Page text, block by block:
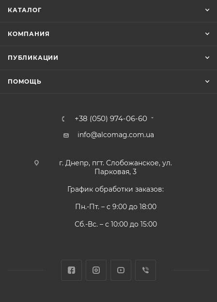
КАТАЛОГ
КОМПАНИЯ
ПУБЛИКАЦИИ
ПОМОЩЬ
+38 (050) 974-06-60
info@alcomag.com.ua
г. Днепр, пгт. Слобожанское, ул.
Парковая, 3
График обработки заказов:
Пн.-Пт. – с 9:00 до 18:00
Сб.-Вс. – с 10:00 до 15:00